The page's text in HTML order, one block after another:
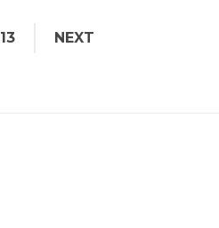
13 NEXT